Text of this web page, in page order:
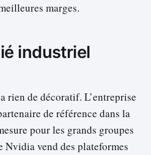
marges.
industriel
rien de décoratif. L’entreprise
de référence dans la
pour les grands groupes
vend des plateformes